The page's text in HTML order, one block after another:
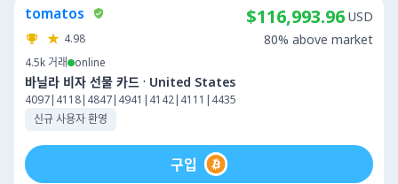
tomatos
4.98
4.5k 거래 online
바닐라 비자 선물 카드 · United States
4097|4118|4847|4941|4142|4111|4435
신규 사용자 환영
$116,993.96 USD
80% above market
구입